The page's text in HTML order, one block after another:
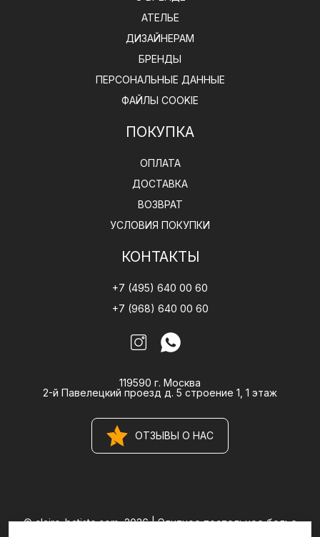
АТЕЛЬЕ
ДИЗАЙНЕРАМ
БРЕНДЫ
ПЕРСОНАЛЬНЫЕ ДАННЫЕ
ФАЙЛЫ COOKIE
ПОКУПКА
ОПЛАТА
ДОСТАВКА
ВОЗВРАТ
УСЛОВИЯ ПОКУПКИ
КОНТАКТЫ
+7 (495) 640 00 60
+7 (968) 640 00 60
119590 г. Москва
2-й Павелецкий проезд д. 5 строение 1, 1 этаж
ОТЗЫВЫ О НАС
© claire-batiste.com, 2026 |Элитное постельное белье